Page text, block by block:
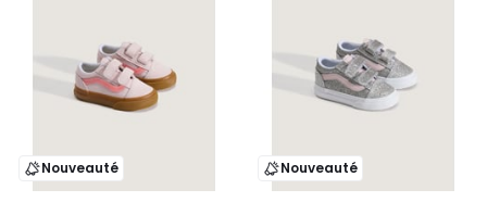
Nouveauté Nouveauté